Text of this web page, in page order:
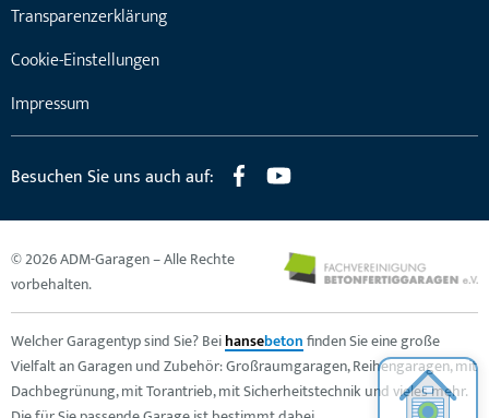
Transparenzerklärung
Cookie-Einstellungen
Impressum
Besuchen Sie uns auch auf:
© 2026 ADM-Garagen – Alle Rechte
vorbehalten.
Welcher Garagentyp sind Sie? Beihansebetonfinden Sie eine große
Vielfalt an Garagen und Zubehör: Großraumgaragen, Reihengaragen, mit
Dachbegrünung, mit Torantrieb, mit Sicherheitstechnik und vieles mehr.